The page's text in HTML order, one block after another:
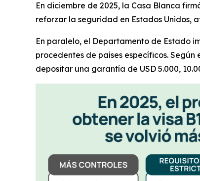
En diciembre de 2025, la Casa Blanca
reforzar la seguridad en Estados Unidos,
En paralelo, el Departamento de Estado
procedentes de países específicos.
depositar una garantía de USD 5.000,